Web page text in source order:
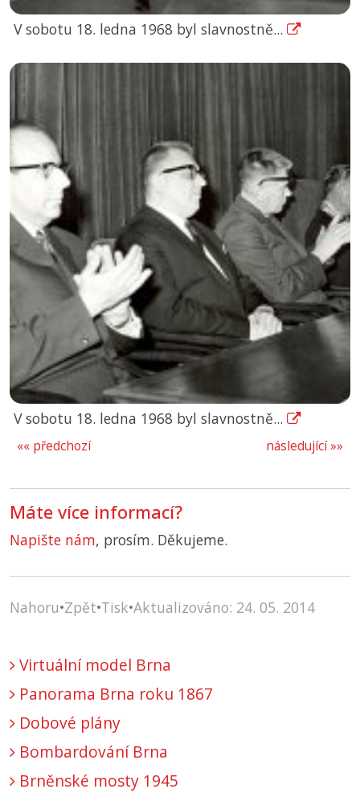
V sobotu 18. ledna 1968 byl slavnostně...
V sobotu 18. ledna 1968 byl slavnostně...
následující »»
«« předchozí
Máte více informací?
Napište nám, prosím. Děkujeme.
Nahoru•Zpět•Tisk•Aktualizováno: 24. 05. 2014
Virtuální model Brna
Panorama Brna roku 1867
Dobové plány
Bombardování Brna
Brněnské mosty 1945